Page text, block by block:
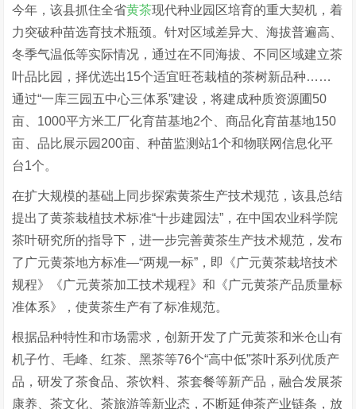
今年，该县抓住全省黄茶现代种业园区培育的重大契机，着
力突破种苗选育技术瓶颈。针对区域差异大、海拔普遍高、
冬季气温低等实际情况，通过在不同海拔、不同区域建立茶
叶品比园，择优选出15个适宜旺苍栽植的茶树新品种……
通过“一库三园五中心三体系”建设，将建成种质资源圃50
亩、1000平方米工厂化育苗基地2个、商品化育苗基地150
亩、品比展示园200亩、种苗监测站1个和物联网信息化平
台1个。
在扩大规模的基础上同步探索黄茶生产技术规范，该县总结
提出了黄茶栽植技术标准“十步建园法”，在中国农业科学院
茶叶研究所的指导下，进一步完善黄茶生产技术规范，发布
了广元黄茶地方标准—“两规一标”，即《广元黄茶栽培技术
规程》《广元黄茶加工技术规程》和《广元黄茶产品质量标
准体系》，使黄茶生产有了标准规范。
根据品种特性和市场需求，创新开发了广元黄茶和米仓山有
机子竹、毛峰、红茶、黑茶等76个“高中低”茶叶系列优质产
品，研发了茶食品、茶饮料、茶套餐等新产品，融合发展茶
康养、茶文化、茶旅游等新业态，不断延伸茶产业链条，放